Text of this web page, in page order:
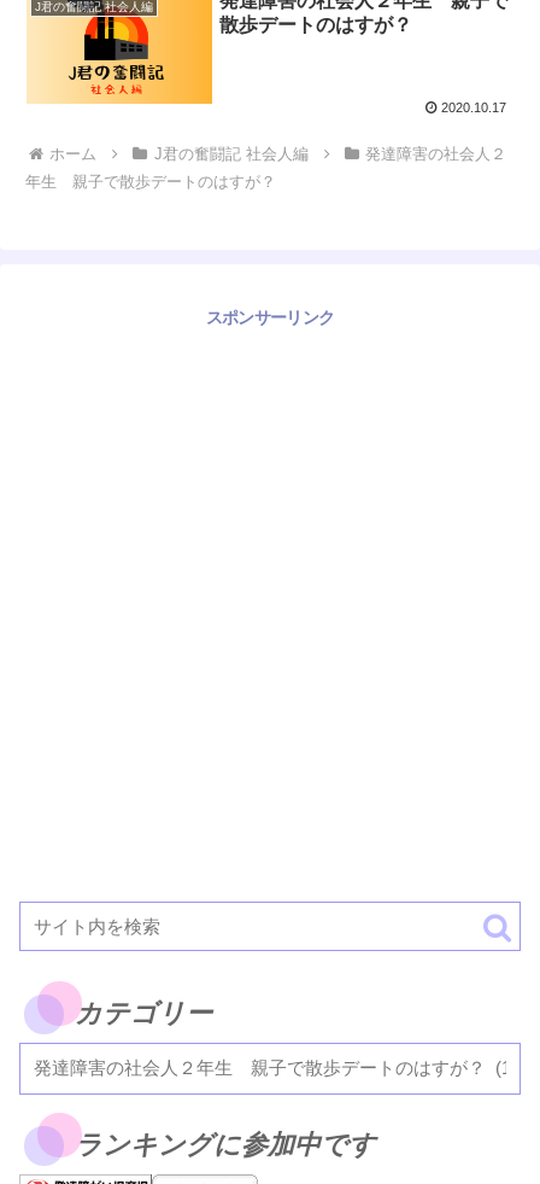
J君の奮闘記 社会人編
散歩デートのはすが？
2020.10.17
ホーム J君の奮闘記 社会人編
発達障害の社会人２
年生 親子で散歩デートのはすが？
スポンサーリンク
カテゴリー
ランキングに参加中です